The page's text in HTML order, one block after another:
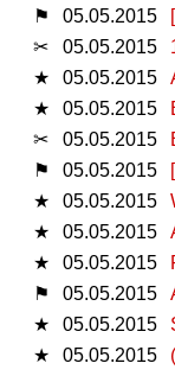
⚑
05.05.2015
✂
05.05.2015
★
05.05.2015
★
05.05.2015
✂
05.05.2015
⚑
05.05.2015
★
05.05.2015
★
05.05.2015
★
05.05.2015
⚑
05.05.2015
★
05.05.2015
★
05.05.2015